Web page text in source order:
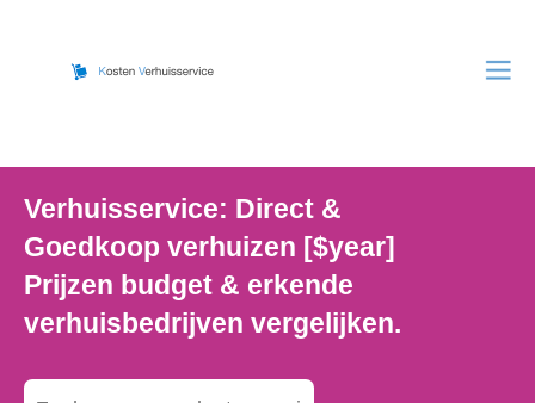
Verhuisservice: Direct &
Goedkoop verhuizen [$year]
Prijzen budget & erkende
verhuisbedrijven vergelijken.